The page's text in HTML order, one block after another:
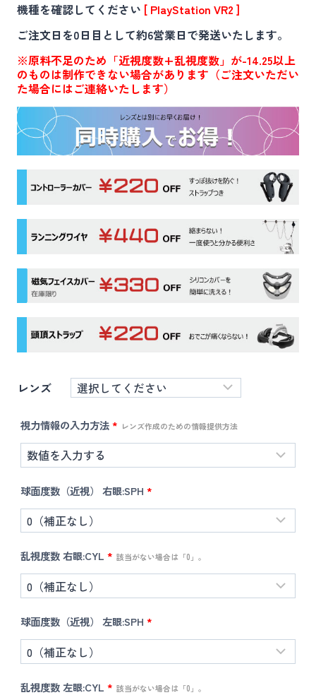
–
¥27,500
機種を確認してください [ PlayStation VR2 ]
ご注文日を0日目として約6営業日で発送いたします。
※原料不足のため「近視度数+乱視度数」が-14.25以上
のものは制作できない場合があります（ご注文いただい
た場合にはご連絡いたします）
レンズ
視力情報の入力方法* レンズ作成のための情報提供方法
球面度数（近視） 右眼:SPH *
乱視度数 右眼:CYL * 該当がない場合は「0」。
球面度数（近視） 左眼:SPH *
乱視度数 左眼:CYL * 該当がない場合は「0」。